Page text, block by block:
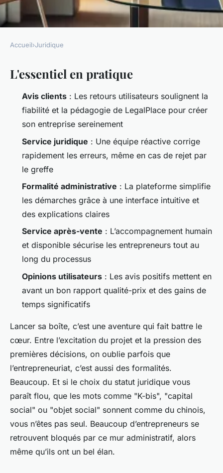
Comment les avis LegalPlace
augmentent le succès de votre
entreprise
02/04/2026 17:17
Accueil›Juridique
L'essentiel en pratique
Avis clients : Les retours utilisateurs soulignent la
fiabilité et la pédagogie de LegalPlace pour créer
son entreprise sereinement
Service juridique : Une équipe réactive corrige
rapidement les erreurs, même en cas de rejet par
le greffe
Formalité administrative : La plateforme simplifie
les démarches grâce à une interface intuitive et
des explications claires
Service après-vente : L’accompagnement humain
et disponible sécurise les entrepreneurs tout au
long du processus
Opinions utilisateurs : Les avis positifs mettent en
avant un bon rapport qualité-prix et des gains de
temps significatifs
Lancer sa boîte, c’est une aventure qui fait battre le
cœur. Entre l’excitation du projet et la pression des
premières décisions, on oublie parfois que
l’entrepreneuriat, c’est aussi des formalités.
Beaucoup. Et si le choix du statut juridique vous
paraît flou, que les mots comme "K-bis", "capital
social" ou "objet social" sonnent comme du chinois,
vous n’êtes pas seul. Beaucoup d’entrepreneurs se
retrouvent bloqués par ce mur administratif, alors
même qu’ils ont un bel élan.